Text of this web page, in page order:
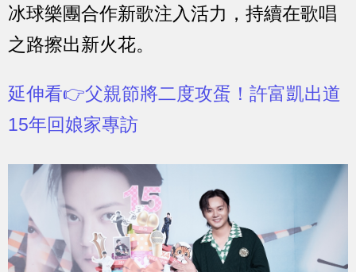
冰球樂團合作新歌注入活力，持續在歌唱
之路擦出新火花。
延伸看👉父親節將二度攻蛋！許富凱出道
15年回娘家專訪